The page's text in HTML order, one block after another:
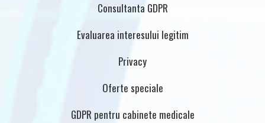
Consultanta GDPR
Evaluarea interesului legitim
Privacy
Oferte speciale
GDPR pentru cabinete medicale